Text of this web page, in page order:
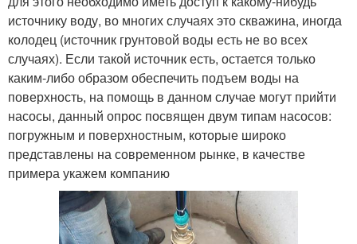
источнику воду, во многих случаях это скважина, иногда
колодец (источник грунтовой воды есть не во всех
случаях). Если такой источник есть, остается только
каким-либо образом обеспечить подъем воды на
поверхность, на помощь в данном случае могут прийти
насосы, данный опрос посвящен двум типам насосов:
погружным и поверхностным, которые широко
представлены на современном рынке, в качестве
примера укажем компанию